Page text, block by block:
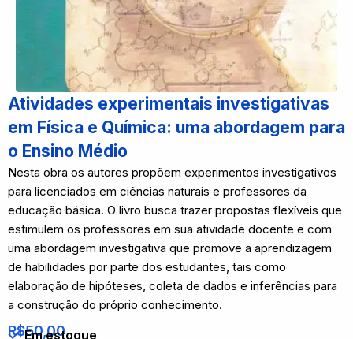
Atividades experimentais investigativas
em Física e Química: uma abordagem para
o Ensino Médio
Nesta obra os autores propõem experimentos investigativos
para licenciados em ciências naturais e professores da
educação básica. O livro busca trazer propostas flexíveis que
estimulem os professores em sua atividade docente e com
uma abordagem investigativa que promove a aprendizagem
de habilidades por parte dos estudantes, tais como
elaboração de hipóteses, coleta de dados e inferências para
a construção do próprio conhecimento.
R$50,00
Em estoque